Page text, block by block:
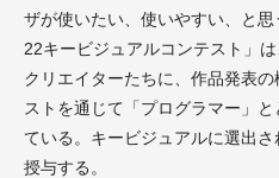
ザが使いたい、使いやすい、と
22キービジュアルコンテスト」
クリエイターたちに、作品発表
ストを通じて「プログラマー」
ている。キービジュアルに選出
授与する。